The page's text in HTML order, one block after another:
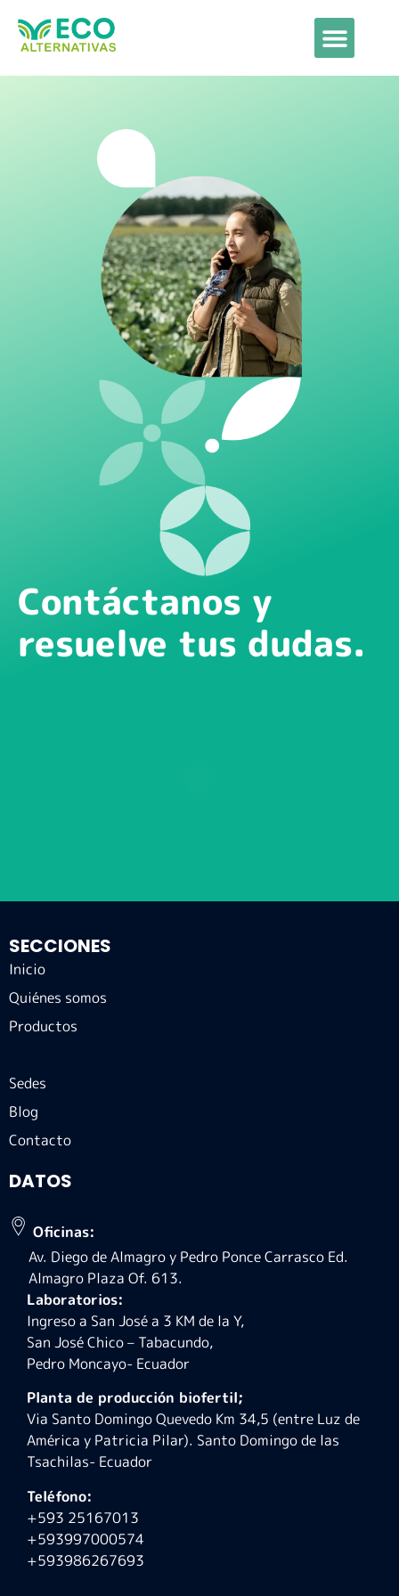
Contáctanos y
resuelve tus dudas.
SECCIONES
Inicio
Quiénes somos
Productos
Sedes
Blog
Contacto
DATOS
Oficinas:
Av. Diego de Almagro y Pedro Ponce Carrasco Ed.
Almagro Plaza Of. 613.
Laboratorios:
Ingreso a San José a 3 KM de la Y,
San José Chico – Tabacundo,
Pedro Moncayo- Ecuador
Planta de producción biofertil;
Via Santo Domingo Quevedo Km 34,5 (entre Luz de
América y Patricia Pilar). Santo Domingo de las
Tsachilas- Ecuador
Teléfono:
+593 25167013
+593997000574
+593986267693